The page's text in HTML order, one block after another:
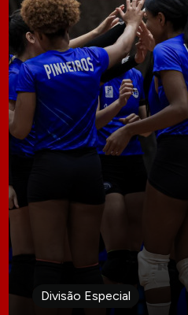
Divisão Especial